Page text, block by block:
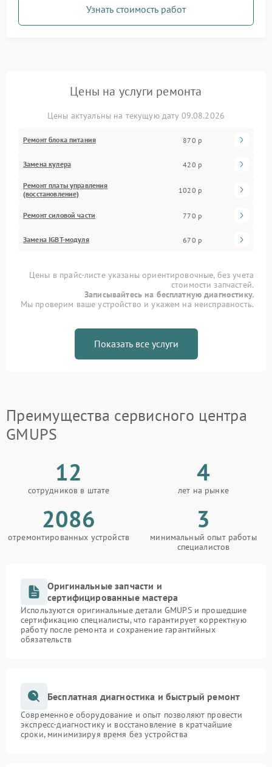
Узнать стоимость работ
Цены на услуги ремонта
Цены актуальны на текущую дату 09.08.2026
Ремонт блока питания 870 р
Замена кулера 420 р
Ремонт платы управления
(восстановление)
1020 р
Ремонт силовой части 770 р
Замена IGBT-модуля 670 р
Цены в прайс-листе указаны ориентировочные, без учета
стоимости запчастей.
Записывайтесь на бесплатную диагностику.
Мы проверим ваше устройство и укажем на неисправность.
Показать все услуги
Преимущества сервисного центра
GMUPS
12
сотрудников в штате
4
лет на рынке
2086
отремонтированных устройств
3
минимальный опыт работы
специалистов
Оригинальные запчасти и
сертифицированные мастера
Используются оригинальные детали GMUPS и прошедшие
сертификацию специалисты, что гарантирует корректную
работу после ремонта и сохранение гарантийных
обязательств
Бесплатная диагностика и быстрый ремонт
Современное оборудование и опыт позволяют провести
экспресс-диагностику и восстановление в кратчайшие
сроки, минимизируя время без устройства